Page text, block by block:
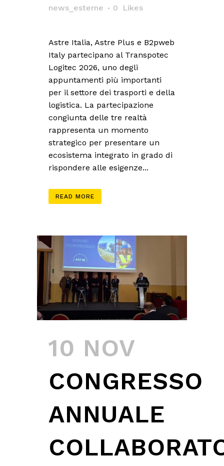
news_esterne
0 Likes
Astre Italia, Astre Plus e B2pweb
Italy partecipano al Transpotec
Logitec 2026, uno degli
appuntamenti più importanti
per il settore dei trasporti e della
logistica. La partecipazione
congiunta delle tre realtà
rappresenta un momento
strategico per presentare un
ecosistema integrato in grado di
rispondere alle esigenze...
READ MORE
10 NOV
CONGRESSO
ANNUALE